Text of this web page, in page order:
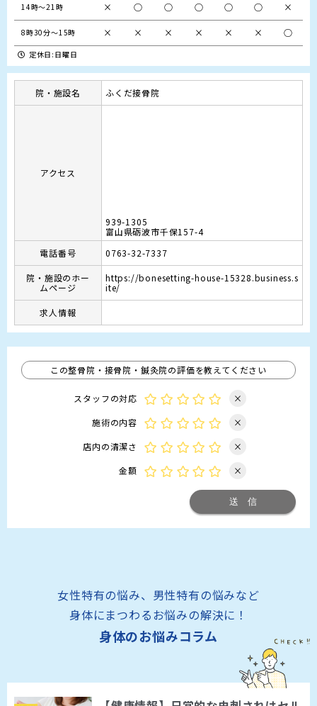
14時～21時 × ○ ○ ○ ○ ○ ×
8時30分～15時 × × × × × × ○
定休日:日曜日
院・施設名 ふくだ接骨院
アクセス
939-1305
富山県砺波市千保157-4
電話番号
0763-32-7337
院・施設のホー
ムページ
https://bonesetting-house-15328.business.s
ite/
求人情報
この整骨院・接骨院・鍼灸院の評価を教えてください
スタッフの対応
×
施術の内容
×
店内の清潔さ
×
金額
×
女性特有の悩み、男性特有の悩みなど
身体にまつわるお悩みの解決に！
身体のお悩みコラム